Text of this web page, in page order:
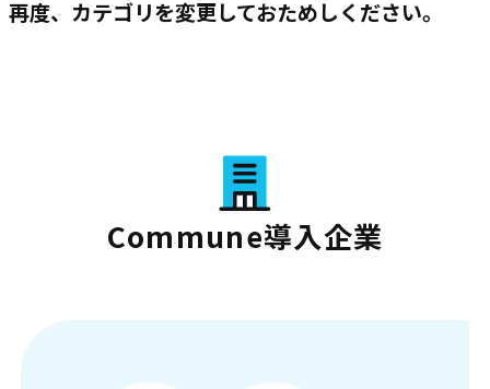
再度、カテゴリを変更しておためしください。
Commune導入企業